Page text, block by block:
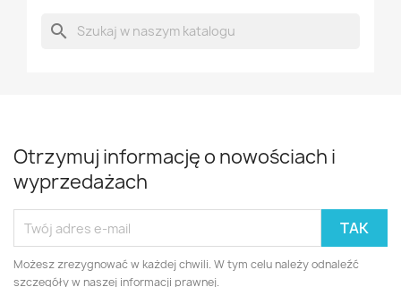
search
Otrzymuj informację o nowościach i
wyprzedażach
Możesz zrezygnować w każdej chwili. W tym celu należy odnaleźć
szczegóły w naszej informacji prawnej.